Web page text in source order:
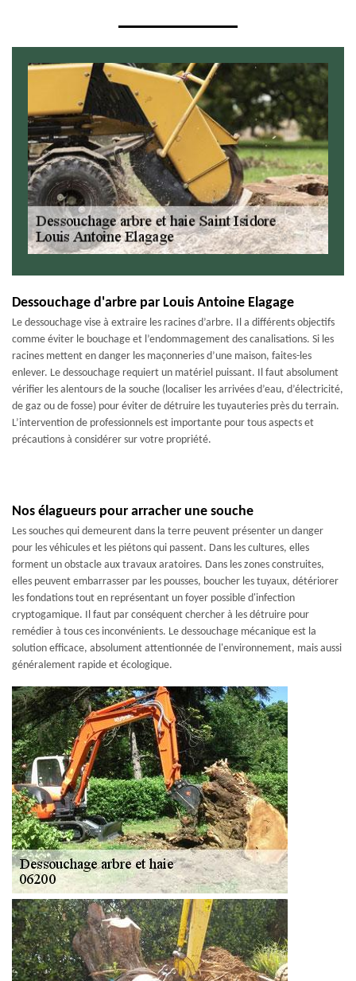
Dessouchage d'arbre par Louis Antoine Elagage
Le dessouchage vise à extraire les racines d’arbre. Il a différents objectifs
comme éviter le bouchage et l’endommagement des canalisations. Si les
racines mettent en danger les maçonneries d’une maison, faites-les
enlever. Le dessouchage requiert un matériel puissant. Il faut absolument
vérifier les alentours de la souche (localiser les arrivées d’eau, d’électricité,
de gaz ou de fosse) pour éviter de détruire les tuyauteries près du terrain.
L’intervention de professionnels est importante pour tous aspects et
précautions à considérer sur votre propriété.
Nos élagueurs pour arracher une souche
Les souches qui demeurent dans la terre peuvent présenter un danger
pour les véhicules et les piétons qui passent. Dans les cultures, elles
forment un obstacle aux travaux aratoires. Dans les zones construites,
elles peuvent embarrasser par les pousses, boucher les tuyaux, détériorer
les fondations tout en représentant un foyer possible d'infection
cryptogamique. Il faut par conséquent chercher à les détruire pour
remédier à tous ces inconvénients. Le dessouchage mécanique est la
solution efficace, absolument attentionnée de l'environnement, mais aussi
généralement rapide et écologique.